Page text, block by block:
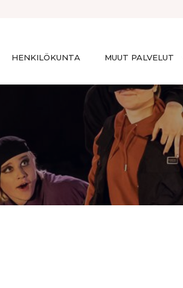
HENKILÖKUNTA MUUT PALVELUT